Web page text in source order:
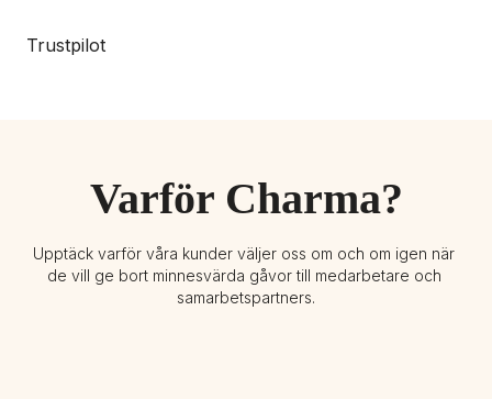
Trustpilot
Varför Charma?
Upptäck varför våra kunder väljer oss om och om igen när
de vill ge bort minnesvärda gåvor till medarbetare och
samarbetspartners.